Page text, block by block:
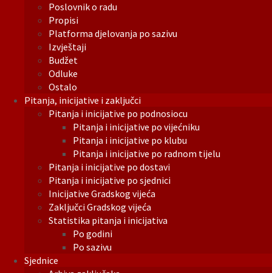
Poslovnik o radu
Propisi
Platforma djelovanja po sazivu
Izvještaji
Budžet
Odluke
Ostalo
Pitanja, inicijative i zaključci
Pitanja i inicijative po podnosiocu
Pitanja i inicijative po vijećniku
Pitanja i inicijative po klubu
Pitanja i inicijative po radnom tijelu
Pitanja i inicijative po dostavi
Pitanja i inicijative po sjednici
Inicijative Gradskog vijeća
Zaključci Gradskog vijeća
Statistika pitanja i inicijativa
Po godini
Po sazivu
Sjednice